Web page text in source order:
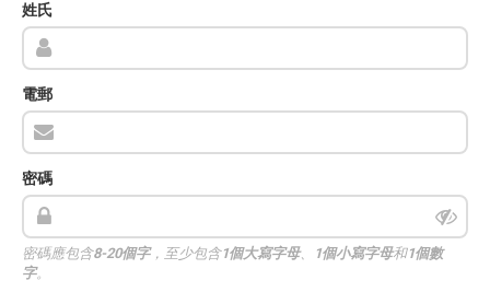
姓氏
電郵
密碼
密碼應包含8-20個字，至少包含1個大寫字母、 1個小寫字母和1個數
字。